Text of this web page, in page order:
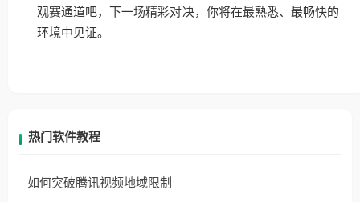
观赛通道吧，下一场精彩对决，你将在最熟悉、最畅快的
环境中见证。
热门软件教程
如何突破腾讯视频地域限制